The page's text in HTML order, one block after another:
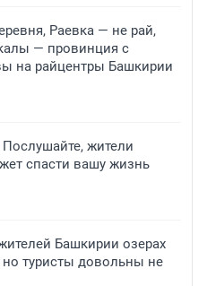
Раевка — не рай,
— провинция с
на райцентры Башкирии
жители
спасти вашу жизнь
Башкирии озерах
туристы довольны не